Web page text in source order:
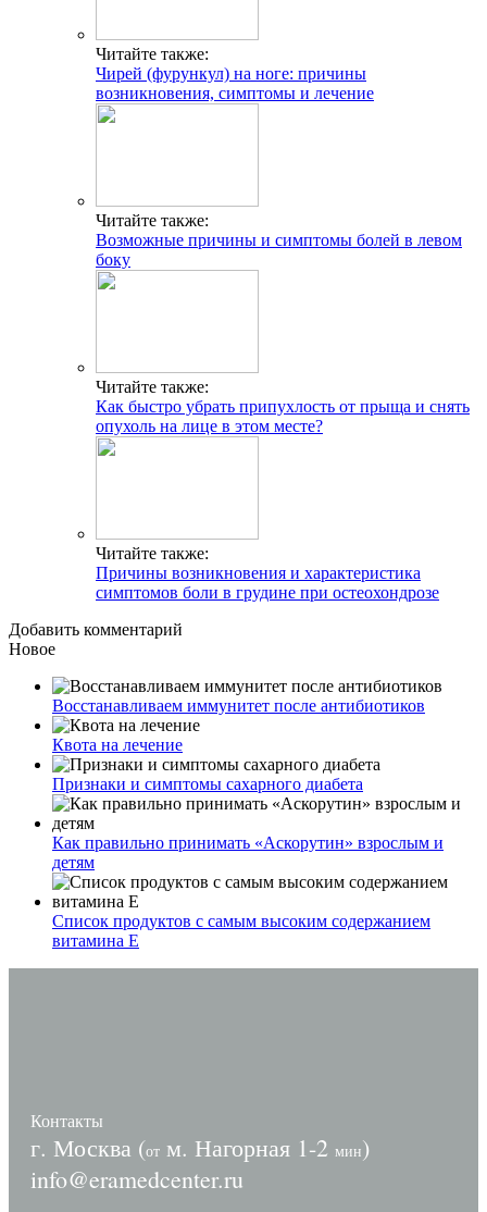
Читайте также:
Чирей (фурункул) на ноге: причины
возникновения, симптомы и лечение
Читайте также:
Возможные причины и симптомы болей в левом
боку
Читайте также:
Как быстро убрать припухлость от прыща и снять
опухоль на лице в этом месте?
Читайте также:
Причины возникновения и характеристика
симптомов боли в грудине при остеохондрозе
Добавить комментарий
Новое
Восстанавливаем иммунитет после антибиотиков
Квота на лечение
Признаки и симптомы сахарного диабета
Как правильно принимать «Аскорутин» взрослым и
детям
Список продуктов с самым высоким содержанием
витамина E
Контакты
г. Москва (от м. Нагорная 1-2 мин)
info@eramedcenter.ru